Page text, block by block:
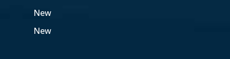
New
New